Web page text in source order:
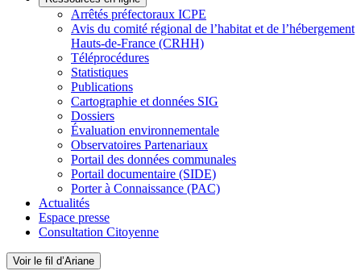
Arrêtés préfectoraux ICPE
Avis du comité régional de l’habitat et de l’hébergement
Hauts-de-France (CRHH)
Téléprocédures
Statistiques
Publications
Cartographie et données SIG
Dossiers
Évaluation environnementale
Observatoires Partenariaux
Portail des données communales
Portail documentaire (SIDE)
Porter à Connaissance (PAC)
Actualités
Espace presse
Consultation Citoyenne
Voir le fil d’Ariane